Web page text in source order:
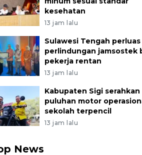
kesehatan
13 jam lalu
Sulawesi Tengah perluas
perlindungan jamsostek
pekerja rentan
13 jam lalu
Kabupaten Sigi serahkan
puluhan motor
sekolah terpencil
13 jam lalu
News